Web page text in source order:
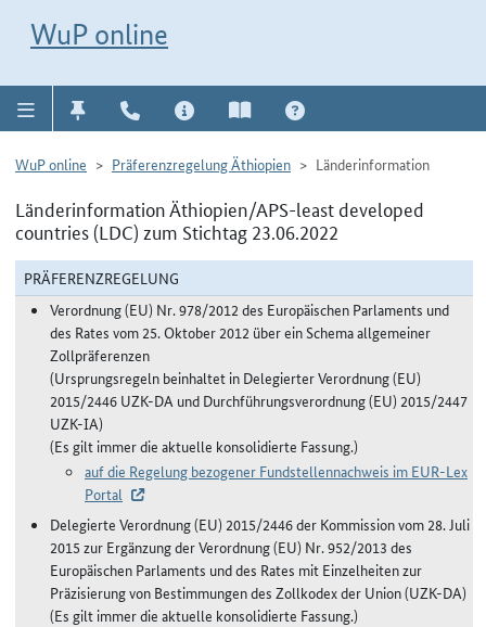
WuP online
WuP online Präferenzregelung Äthiopien Länderinformation
Länderinformation Äthiopien/APS-least developed
countries (LDC) zum Stichtag 23.06.2022
PRÄFERENZREGELUNG
Verordnung (EU) Nr. 978/2012 des Europäischen Parlaments und
des Rates vom 25. Oktober 2012 über ein Schema allgemeiner
Zollpräferenzen
(Ursprungsregeln beinhaltet in Delegierter Verordnung (EU)
2015/2446 UZK-DA und Durchführungsverordnung (EU) 2015/2447
UZK-IA)
(Es gilt immer die aktuelle konsolidierte Fassung.)
auf die Regelung bezogener Fundstellennachweis im EUR-Lex
Portal
Delegierte Verordnung (EU) 2015/2446 der Kommission vom 28. Juli
2015 zur Ergänzung der Verordnung (EU) Nr. 952/2013 des
Europäischen Parlaments und des Rates mit Einzelheiten zur
Präzisierung von Bestimmungen des Zollkodex der Union (UZK-DA)
(Es gilt immer die aktuelle konsolidierte Fassung.)